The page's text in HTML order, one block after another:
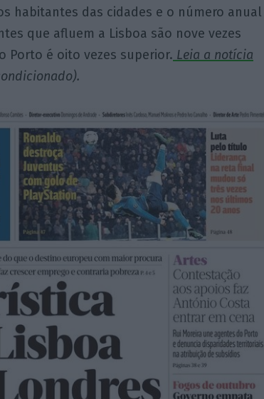
habitantes das cidades e o número anual
que afluem a Lisboa são nove vezes
Porto é oito vezes superior. Leia a notícia